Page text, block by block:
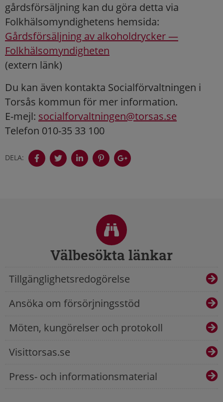
gårdsförsäljning kan du göra detta via
Folkhälsomyndighetens hemsida:
Gårdsförsäljning av alkoholdrycker —
Folkhälsomyndigheten
(extern länk)
Du kan även kontakta Socialförvaltningen i
Torsås kommun för mer information.
E-mejl: socialforvaltningen@torsas.se
Telefon 010-35 33 100
DELA:
Välbesökta länkar
Tillgänglighetsredogörelse
Ansöka om försörjningsstöd
Möten, kungörelser och protokoll
Visittorsas.se
Press- och informationsmaterial